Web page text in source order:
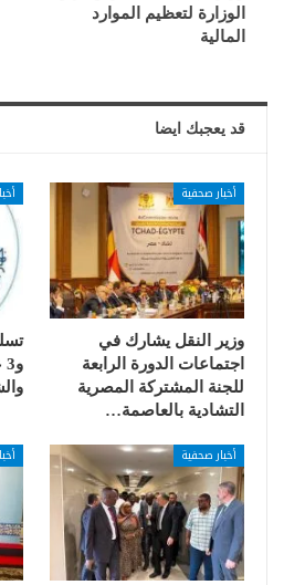
الوزارة لتعظيم الموارد
المالية
قد يعجبك ايضا
أخبار صحفية
وزير النقل يشارك في
اجتماعات الدورة الرابعة
للجنة المشتركة المصرية
التشادية بالعاصمة…
أخبار صحفية